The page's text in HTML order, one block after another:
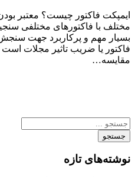
ایمپکت فاکتور چیست؟ معتبر
مختلف با فاکتورهای مختلفی
بسیار مهم و پرکاربرد جهت
فاکتور یا ضریب تاثیر مجلات است
مقایسه…
جستجو
نوشته‌های تازه